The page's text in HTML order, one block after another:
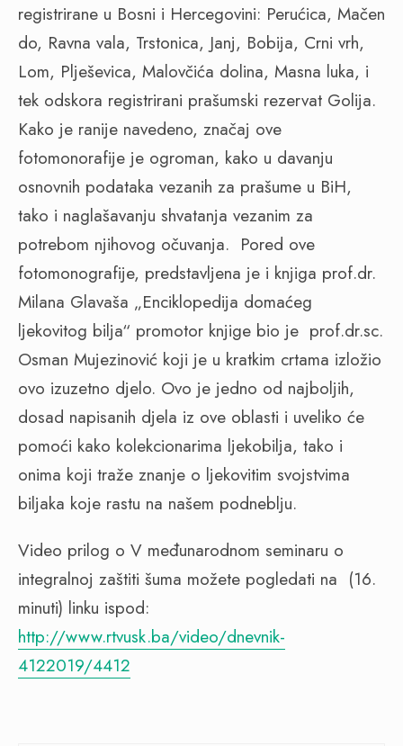
registrirane u Bosni i Hercegovini: Perućica, Mačen
do, Ravna vala, Trstonica, Janj, Bobija, Crni vrh,
Lom, Plješevica, Malovčića dolina, Masna luka, i
tek odskora registrirani prašumski rezervat Golija.
Kako je ranije navedeno, značaj ove
fotomonorafije je ogroman, kako u davanju
osnovnih podataka vezanih za prašume u BiH,
tako i naglašavanju shvatanja vezanim za
potrebom njihovog očuvanja. Pored ove
fotomonografije, predstavljena je i knjiga prof.dr.
Milana Glavaša „Enciklopedija domaćeg
ljekovitog bilja“ promotor knjige bio je prof.dr.sc.
Osman Mujezinović koji je u kratkim crtama izložio
ovo izuzetno djelo. Ovo je jedno od najboljih,
dosad napisanih djela iz ove oblasti i uveliko će
pomoći kako kolekcionarima ljekobilja, tako i
onima koji traže znanje o ljekovitim svojstvima
biljaka koje rastu na našem podneblju.
Video prilog o V međunarodnom seminaru o
integralnoj zaštiti šuma možete pogledati na (16.
minuti) linku ispod:
http://www.rtvusk.ba/video/dnevnik-
4122019/4412